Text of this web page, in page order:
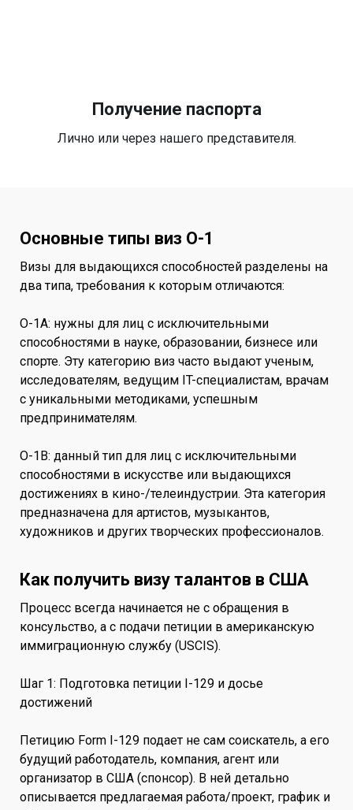
Получение паспорта
Лично или через нашего представителя.
Основные типы виз O-1
Визы для выдающихся способностей разделены на
два типа, требования к которым отличаются:
O-1A: нужны для лиц с исключительными
способностями в науке, образовании, бизнесе или
спорте. Эту категорию виз часто выдают ученым,
исследователям, ведущим IT-специалистам, врачам
с уникальными методиками, успешным
предпринимателям.
O-1B: данный тип для лиц с исключительными
способностями в искусстве или выдающихся
достижениях в кино-/телеиндустрии. Эта категория
предназначена для артистов, музыкантов,
художников и других творческих профессионалов.
Как получить визу талантов в США
Процесс всегда начинается не с обращения в
консульство, а с подачи петиции в американскую
иммиграционную службу (USCIS).
Шаг 1: Подготовка петиции I-129 и досье
достижений
Петицию Form I-129 подает не сам соискатель, а его
будущий работодатель, компания, агент или
организатор в США (спонсор). В ней детально
описывается предлагаемая работа/проект, график и